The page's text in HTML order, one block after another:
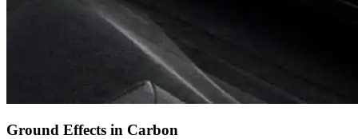
Ground Effects in Carbon